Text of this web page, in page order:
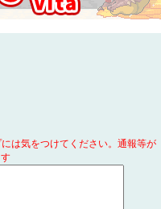
は気をつけてください。通報等が